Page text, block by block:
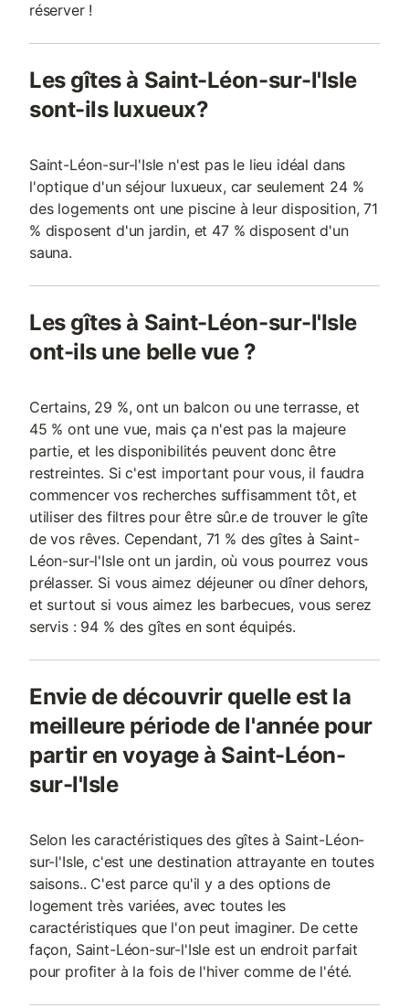
réserver !
Les gîtes à Saint-Léon-sur-l'Isle
sont-ils luxueux?
Saint-Léon-sur-l'Isle n'est pas le lieu idéal dans
l'optique d'un séjour luxueux, car seulement 24 %
des logements ont une piscine à leur disposition, 71
% disposent d'un jardin, et 47 % disposent d'un
sauna.
Les gîtes à Saint-Léon-sur-l'Isle
ont-ils une belle vue ?
Certains, 29 %, ont un balcon ou une terrasse, et
45 % ont une vue, mais ça n'est pas la majeure
partie, et les disponibilités peuvent donc être
restreintes. Si c'est important pour vous, il faudra
commencer vos recherches suffisamment tôt, et
utiliser des filtres pour être sûr.e de trouver le gîte
de vos rêves. Cependant, 71 % des gîtes à Saint-
Léon-sur-l'Isle ont un jardin, où vous pourrez vous
prélasser. Si vous aimez déjeuner ou dîner dehors,
et surtout si vous aimez les barbecues, vous serez
servis : 94 % des gîtes en sont équipés.
Envie de découvrir quelle est la
meilleure période de l'année pour
partir en voyage à Saint-Léon-
sur-l'Isle
Selon les caractéristiques des gîtes à Saint-Léon-
sur-l'Isle, c'est une destination attrayante en toutes
saisons.. C'est parce qu'il y a des options de
logement très variées, avec toutes les
caractéristiques que l'on peut imaginer. De cette
façon, Saint-Léon-sur-l'Isle est un endroit parfait
pour profiter à la fois de l'hiver comme de l'été.